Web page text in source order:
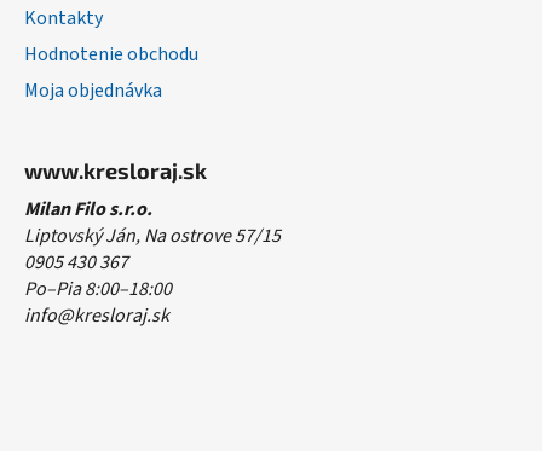
Kontakty
Hodnotenie obchodu
Moja objednávka
www.kresloraj.sk
Milan Filo s.r.o.
Liptovský Ján, Na ostrove 57/15
0905 430 367
Po–Pia 8:00–18:00
info@kresloraj.sk